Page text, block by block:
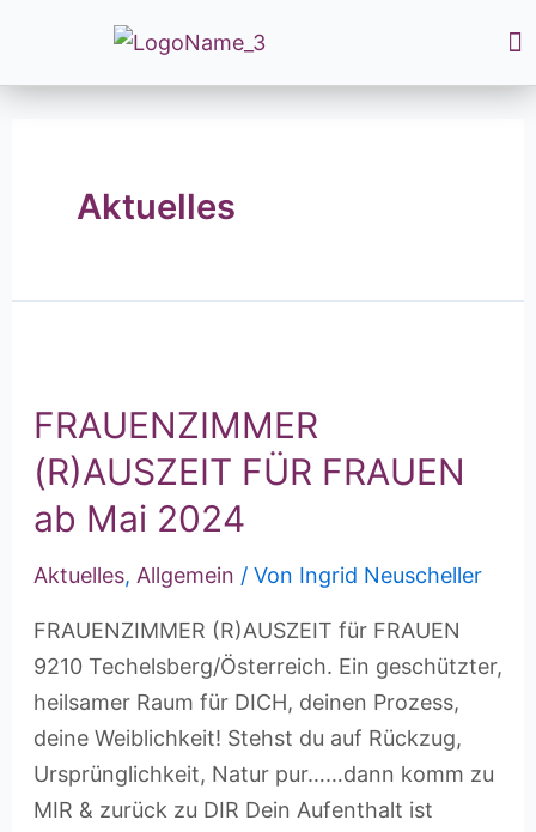
Aktuelles
FRAUENZIMMER
(R)AUSZEIT FÜR FRAUEN
ab Mai 2024
Aktuelles, Allgemein / Von Ingrid Neuscheller
FRAUENZIMMER (R)AUSZEIT für FRAUEN
9210 Techelsberg/Österreich. Ein geschützter,
heilsamer Raum für DICH, deinen Prozess,
deine Weiblichkeit! Stehst du auf Rückzug,
Ursprünglichkeit, Natur pur……dann komm zu
MIR & zurück zu DIR Dein Aufenthalt ist